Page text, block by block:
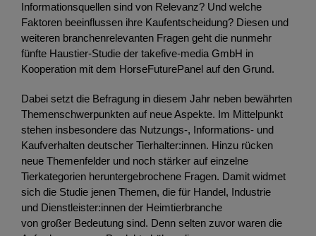
Informationsquellen sind von Relevanz? Und welche
Faktoren beeinflussen ihre Kaufentscheidung? Diesen und
weiteren branchenrelevanten Fragen geht die nunmehr
fünfte Haustier-Studie der takefive-media GmbH in
Kooperation mit dem HorseFuturePanel auf den Grund.
Dabei setzt die Befragung in diesem Jahr neben bewährten
Themenschwerpunkten auf neue Aspekte. Im Mittelpunkt
stehen insbesondere das Nutzungs-, Informations- und
Kaufverhalten deutscher Tierhalter:innen. Hinzu rücken
neue Themenfelder und noch stärker auf einzelne
Tierkategorien heruntergebrochene Fragen. Damit widmet
sich die Studie jenen Themen, die für Handel, Industrie
und Dienstleister:innen der Heimtierbranche
von großer Bedeutung sind. Denn selten zuvor waren die